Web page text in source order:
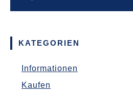
KATEGORIEN
Informationen
Kaufen